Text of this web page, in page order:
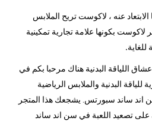
الابتعاد عنه ، لاكوست تريح الملابس
لاكوست بكونها علامة تجارية تمكينية
للغاية.
اللياقة البدنية هناك مرحبا بكم في
للياقة البدنية والملابس الرياضية
اند ساند سبورتس. يشجعك هذا المتجر
على تصعيد اللعبة في سن اند ساند